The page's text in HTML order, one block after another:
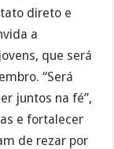
direto e
a
que será
“Será
juntos na fé”,
e fortalecer
de rezar por